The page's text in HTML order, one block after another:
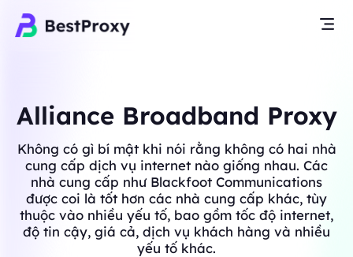
Alliance Broadband Proxy
Không có gì bí mật khi nói rằng không có hai nhà
cung cấp dịch vụ internet nào giống nhau. Các
nhà cung cấp như Blackfoot Communications
được coi là tốt hơn các nhà cung cấp khác, tùy
thuộc vào nhiều yếu tố, bao gồm tốc độ internet,
độ tin cậy, giá cả, dịch vụ khách hàng và nhiều
yếu tố khác.